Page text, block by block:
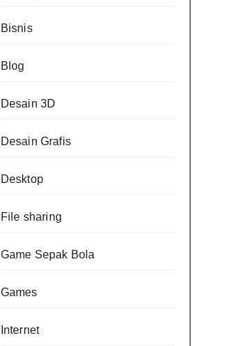
Bisnis
Blog
Desain 3D
Desain Grafis
Desktop
File sharing
Game Sepak Bola
Games
Internet